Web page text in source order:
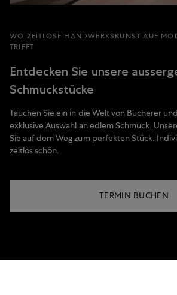
WO ZEITLOSE HANDWERKSKUNST AUF
TRIFFT
Entdecken Sie unsere
Schmuckstücke
Tauchen Sie ein in die Welt von Bucherer
exklusive Auswahl an edlem Schmuck.
Sie auf dem Weg zum perfekten Stück.
zeitlos schön.
TERMIN BUCHEN